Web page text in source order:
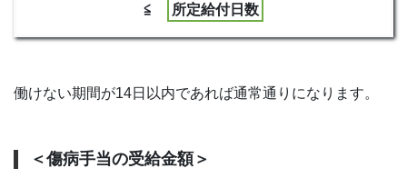
≦
所定給付日数
働けない期間が14日以内であれば通常通りになります。
＜傷病手当の受給金額＞